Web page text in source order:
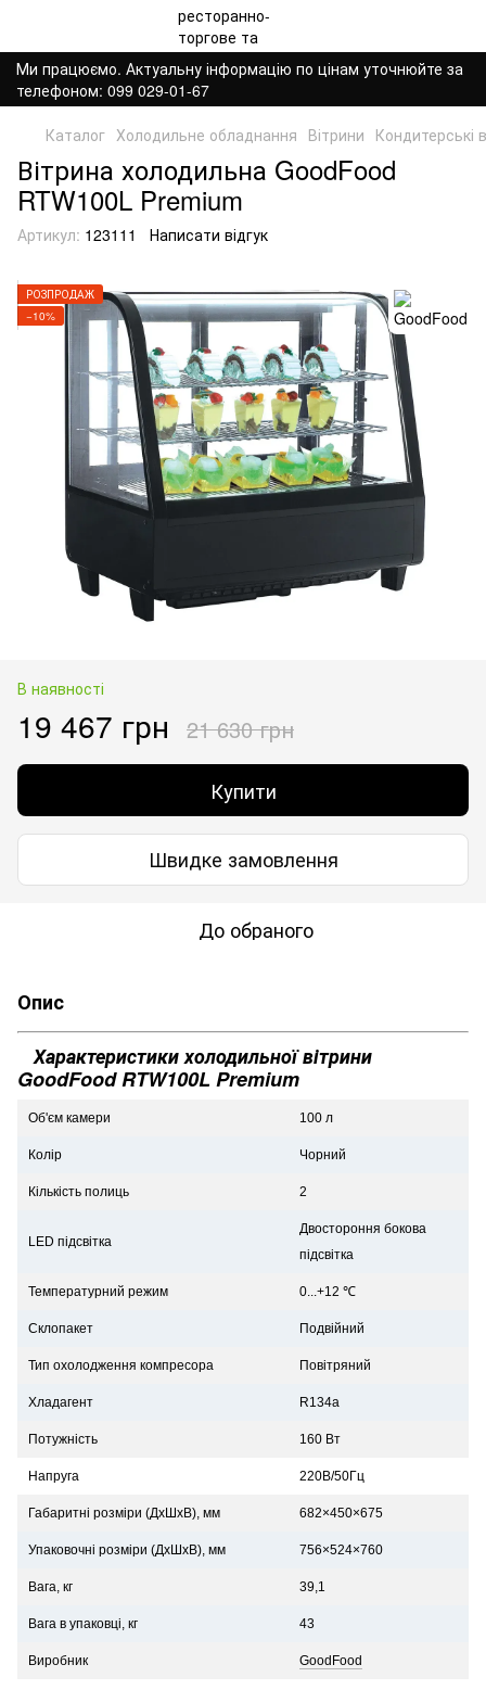
Ми працюємо. Актуальну інформацію по цінам уточнюйте за
телефоном: 099 029-01-67
Каталог Холодильне обладнання Вітрини Кондитерські
Вітрина холодильна GoodFood
RTW100L Premium
Артикул: 123111 Написати відгук
РОЗПРОДАЖ
−10%
В наявності
19 467 грн 21 630 грн
Купити
Швидке замовлення
До обраного
Опис
Характеристики холодильної вітрини
GoodFood RTW100L Premium
Об'єм камери 100 л
Колір Чорний
Кількість полиць 2
LED підсвітка
Двостороння бокова
підсвітка
Температурний режим 0...+12 ℃
Склопакет Подвійний
Тип охолодження компресора Повітряний
Хладагент R134a
Потужність 160 Вт
Напруга 220В/50Гц
Габаритні розміри (ДхШхВ), мм 682×450×675
Упаковочні розміри (ДхШхВ), мм 756×524×760
Вага, кг 39,1
Вага в упаковці, кг 43
Виробник GoodFood